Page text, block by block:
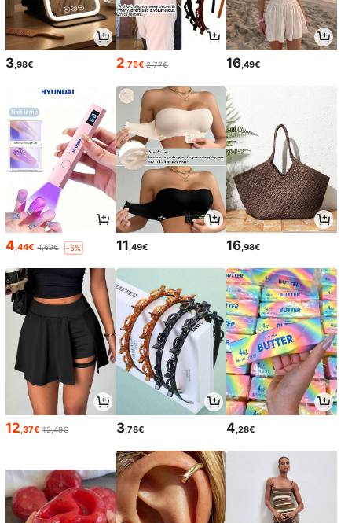
3 ,98€ 2 ,75€ 2,77€ 16 ,49€
4,44€ 4,69€ -5% 11,49€ 16,98€
12,37€ 12,49€ 3,78€ 4,28€